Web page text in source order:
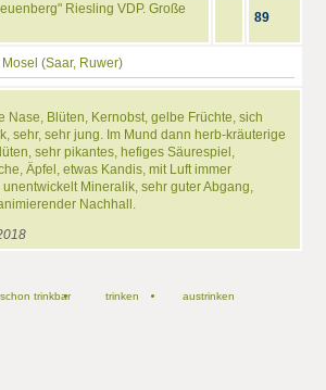
Riesling VDP. Große
89
Mosel (Saar, Ruwer)
Nase, Blüten, Kernobst, gelbe Früchte, sich
sehr, sehr jung. Im Mund dann herb-kräuterige
sehr pikantes, hefiges Säurespiel,
Äpfel, etwas Kandis, mit Luft immer
Mineralik, sehr guter Abgang,
Nachhall.
schon trinkbar trinken austrinken